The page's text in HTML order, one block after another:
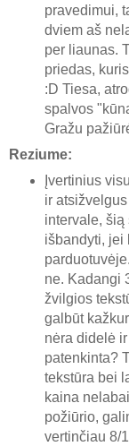
pravedimui,
dviem aš
per liaunas.
priedas,
:D Tiesa,
spalvos
Gražu
Reziume:
Įvertinius
ir
intervale,
išbandyti, jei
ne. Kadangi
žvilgios
galbūt
nėra didelė
patenkinta?
tekstūra bei
kaina
požiūrio,
vertinčiau 8/